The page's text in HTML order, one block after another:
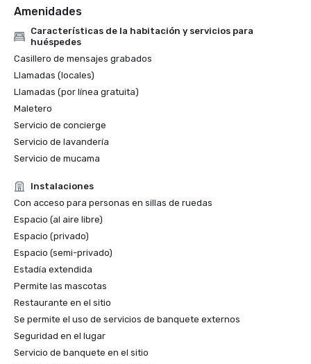
Amenidades
Características de la habitación y servicios para
huéspedes
Casillero de mensajes grabados
Llamadas (locales)
Llamadas (por línea gratuita)
Maletero
Servicio de concierge
Servicio de lavandería
Servicio de mucama
Instalaciones
Con acceso para personas en sillas de ruedas
Espacio (al aire libre)
Espacio (privado)
Espacio (semi-privado)
Estadía extendida
Permite las mascotas
Restaurante en el sitio
Se permite el uso de servicios de banquete externos
Seguridad en el lugar
Servicio de banquete en el sitio